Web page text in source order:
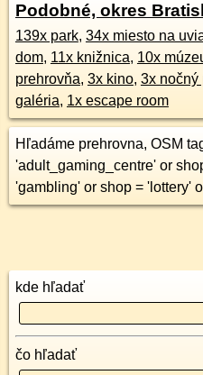
Podobné, okres
139x park, 34x miesto na
dom, 11x knižnica, 10x
prehrovňa, 3x kino, 3x nočný
galéria, 1x escape room
Hľadáme prehrovna, OSM
'adult_gaming_centre' or
'gambling' or shop = 'lottery'
kde hľadať
čo hľadať